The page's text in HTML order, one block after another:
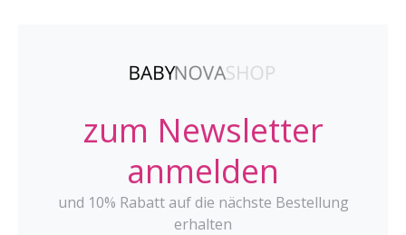
zum Newsletter
anmelden
und 10% Rabatt auf die nächste Bestellung
erhalten